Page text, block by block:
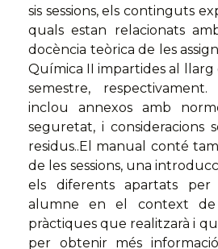
sis sessions, els continguts
quals estan relacionats
docència teòrica de les
Química II impartides al llarg
semestre,
inclou annexos amb
seguretat, i consideracions
residus..El manual conté
de les sessions, una
els diferents apartats
alumne en el context de
pràctiques que realitzarà i
per obtenir més